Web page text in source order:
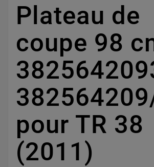
Plateau de
coupe 98
pour TR 38
(2011)